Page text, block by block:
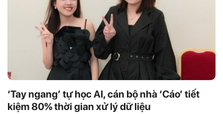
‘Tay ngang’ tự học AI, cán bộ nhà ‘Cáo’ tiết
kiệm 80% thời gian xử lý dữ liệu